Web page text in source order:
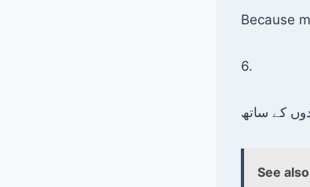
Because
6.
See also